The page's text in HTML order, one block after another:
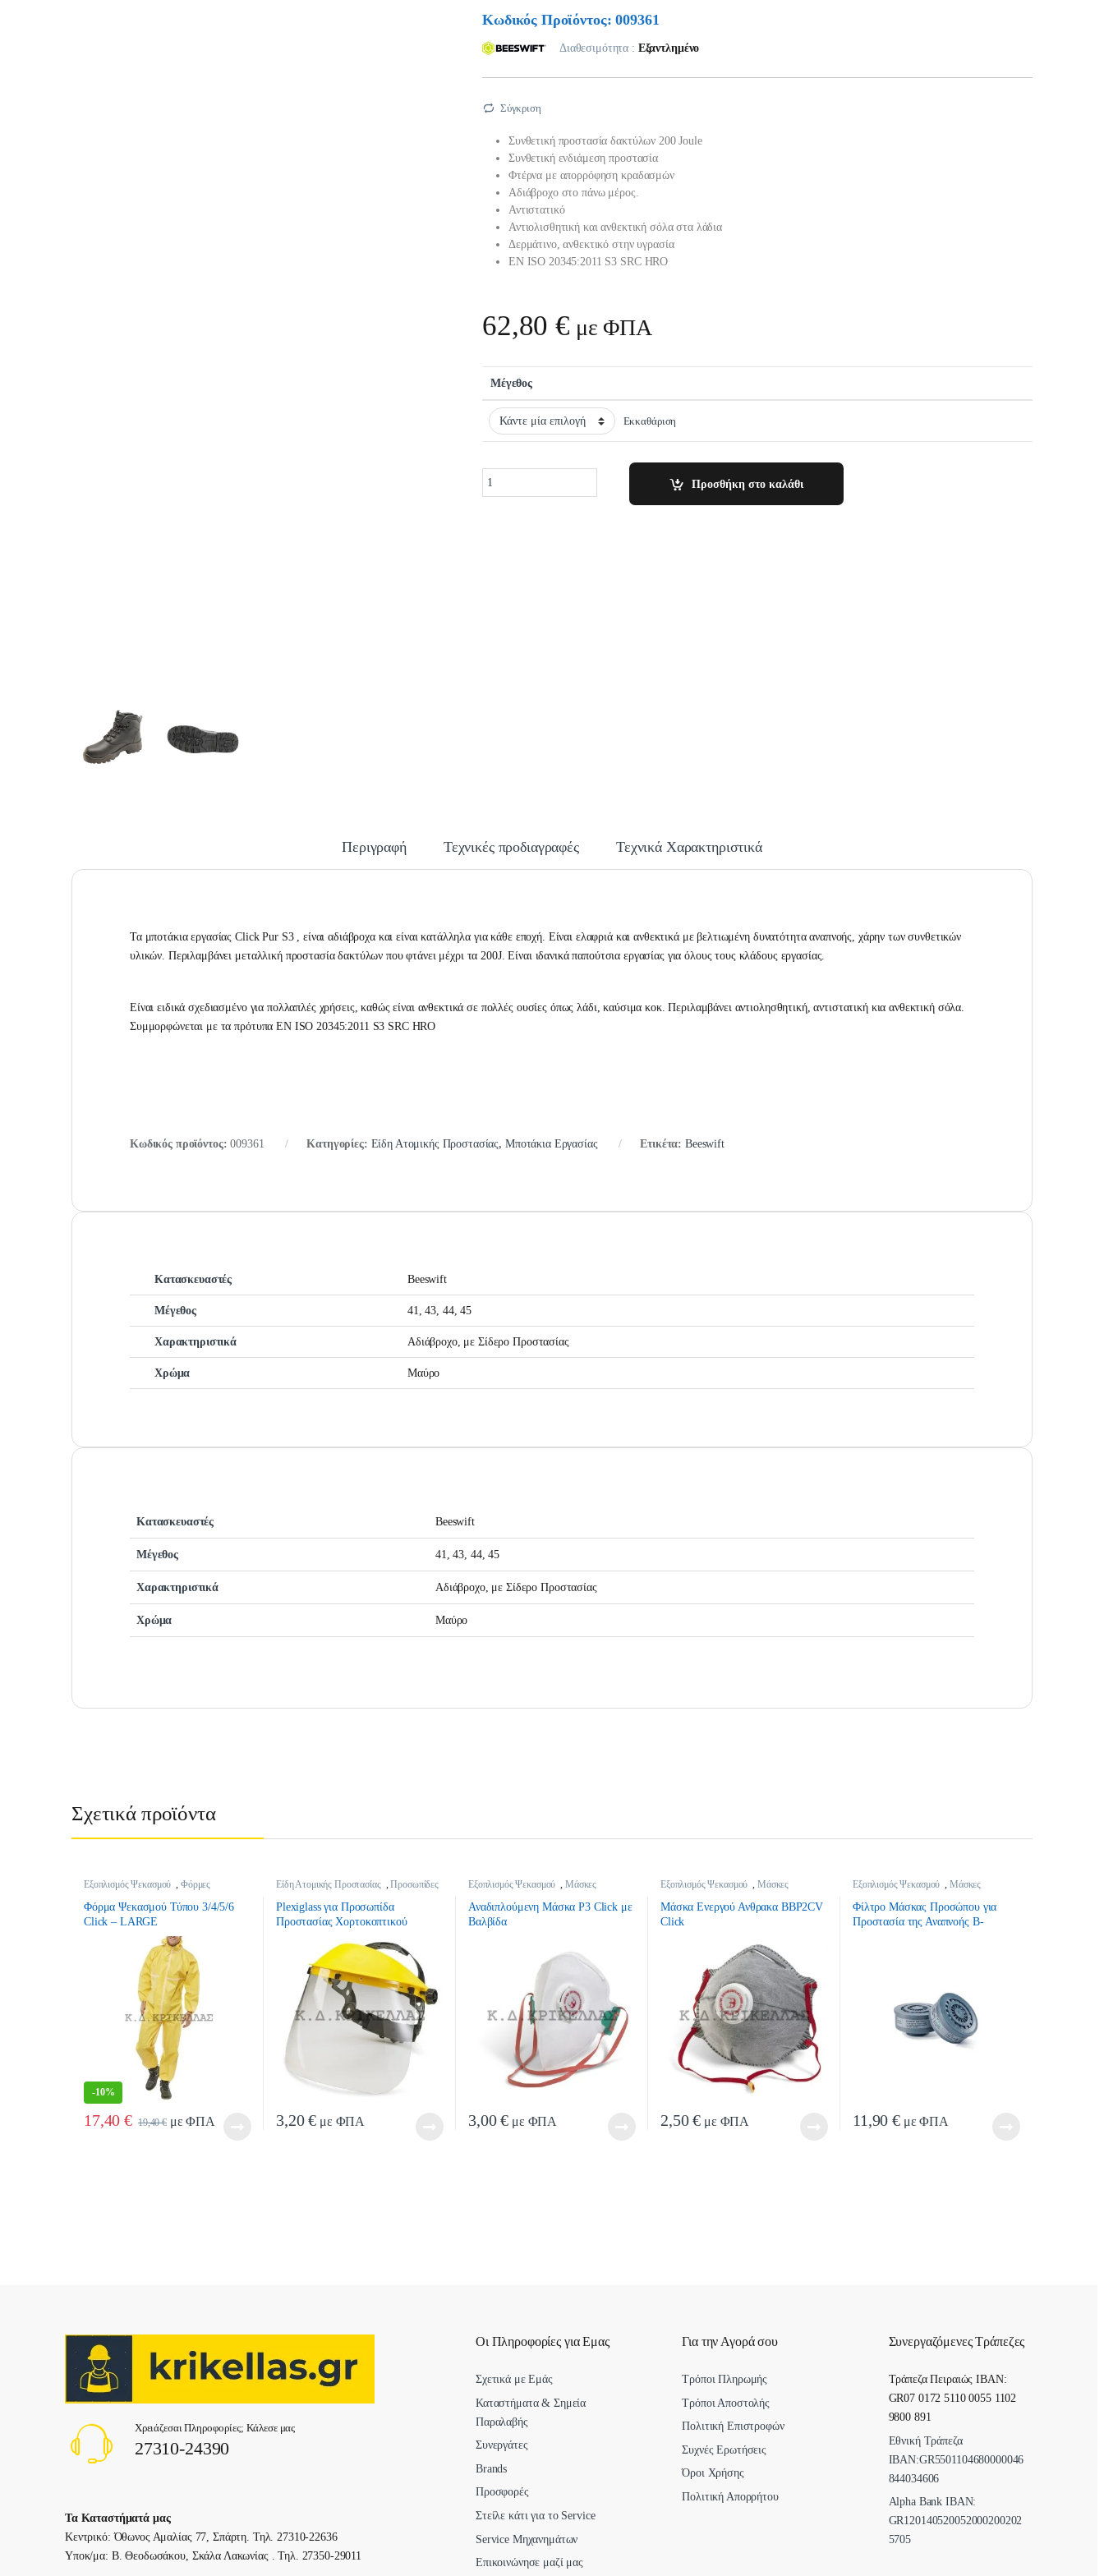
Κωδικός Προϊόντος: 009361
Διαθεσιμότητα : Εξαντλημένο
Σύγκριση
Συνθετική προστασία δακτύλων 200 Joule
Συνθετική ενδιάμεση προστασία
Φτέρνα με απορρόφηση κραδασμών
Αδιάβροχο στο πάνω μέρος.
Αντιστατικό
Αντιολισθητική και ανθεκτική σόλα στα λάδια
Δερμάτινο, ανθεκτικό στην υγρασία
EN ISO 20345:2011 S3 SRC HRO
62,80€ με ΦΠΑ
Μέγεθος
Εκκαθάριση
Προσθήκη στο καλάθι
Περιγραφή Τεχνικές προδιαγραφές Τεχνικά Χαρακτηριστικά
Τα μποτάκια εργασίας Click Pur S3 , είναι αδιάβροχα και είναι κατάλληλα για κάθε εποχή. Είναι ελαφριά και ανθεκτικά με βελτιωμένη δυνατότητα αναπνοής, χάρην των συνθετικών
υλικών. Περιλαμβάνει μεταλλική προστασία δακτύλων που φτάνει μέχρι τα 200J. Είναι ιδανικά παπούτσια εργασίας για όλους τους κλάδους εργασίας.
Είναι ειδικά σχεδιασμένο για πολλαπλές χρήσεις, καθώς είναι ανθεκτικά σε πολλές ουσίες όπως λάδι, καύσιμα κοκ. Περιλαμβάνει αντιολησθητική, αντιστατική κια ανθεκτική σόλα.
Συμμορφώνεται με τα πρότυπα EN ISO 20345:2011 S3 SRC HRO
Κωδικός προϊόντος:009361 Κατηγορίες: Είδη Ατομικής Προστασίας, Μποτάκια Εργασίας Ετικέτα:Beeswift
Κατασκευαστές Beeswift
Μέγεθος 41, 43, 44, 45
Χαρακτηριστικά Αδιάβροχο, με Σίδερο Προστασίας
Χρώμα Μαύρο
Κατασκευαστές Beeswift
Μέγεθος 41, 43, 44, 45
Χαρακτηριστικά Αδιάβροχο, με Σίδερο Προστασίας
Χρώμα Μαύρο
Σχετικά προϊόντα
Εξοπλισμός Ψεκασμού ,Φόρμες
Φόρμα Ψεκασμού Τύπου 3/4/5/6
Click – LARGE
-10%
17,40€ 19,40€ με ΦΠΑ
Είδη Ατομικής Προστασίας ,Προσωπίδες
Plexiglass για Προσωπίδα
Προστασίας Χορτοκοπτικού
3,20€ με ΦΠΑ
Εξοπλισμός Ψεκασμού ,Μάσκες
Αναδιπλούμενη Μάσκα P3 Click με
Βαλβίδα
3,00€ με ΦΠΑ
Εξοπλισμός Ψεκασμού ,Μάσκες
Μάσκα Ενεργού Ανθρακα BBP2CV
Click
2,50€ με ΦΠΑ
Εξοπλισμός Ψεκασμού ,Μάσκες
Φίλτρο Μάσκας Προσώπου για
Προστασία της Αναπνοής B-
11,90€ με ΦΠΑ
Χρειάζεσαι Πληροφορίες; Κάλεσε μας
27310-24390
Τα Καταστήματά μας
Κεντρικό: Όθωνος Αμαλίας 77, Σπάρτη. Τηλ. 27310-22636
Υποκ/μα: Β. Θεοδωσάκου, Σκάλα Λακωνίας . Τηλ. 27350-29011
Οι Πληροφορίες για Εμας
Σχετικά με Εμάς
Καταστήματα & Σημεία
Παραλαβής
Συνεργάτες
Brands
Προσφορές
Στείλε κάτι για το Service
Service Μηχανημάτων
Επικοινώνησε μαζί μας
Για την Αγορά σου
Τρόποι Πληρωμής
Τρόποι Αποστολής
Πολιτική Επιστροφών
Συχνές Ερωτήσεις
Όροι Χρήσης
Πολιτική Απορρήτου
Συνεργαζόμενες Τράπεζες
Τράπεζα Πειραιώς IBAN:
GR07 0172 5110 0055 1102
9800 891
Εθνική Τράπεζα
ΙΒΑΝ:GR5501104680000046
844034606
Alpha Bank ΙΒΑΝ:
GR120140520052000200202
5705